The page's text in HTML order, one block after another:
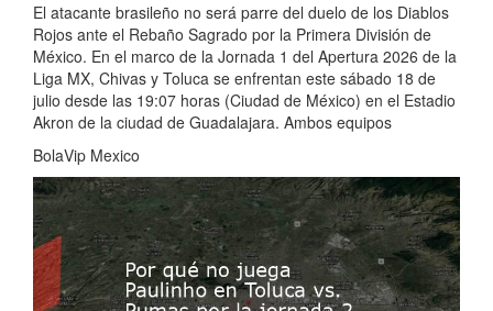
El atacante brasileño no será parre del duelo de los Diablos
Rojos ante el Rebaño Sagrado por la Primera División de
México. En el marco de la Jornada 1 del Apertura 2026 de la
Liga MX, Chivas y Toluca se enfrentan este sábado 18 de
julio desde las 19:07 horas (Ciudad de México) en el Estadio
Akron de la ciudad de Guadalajara. Ambos equipos
BolaVip Mexico